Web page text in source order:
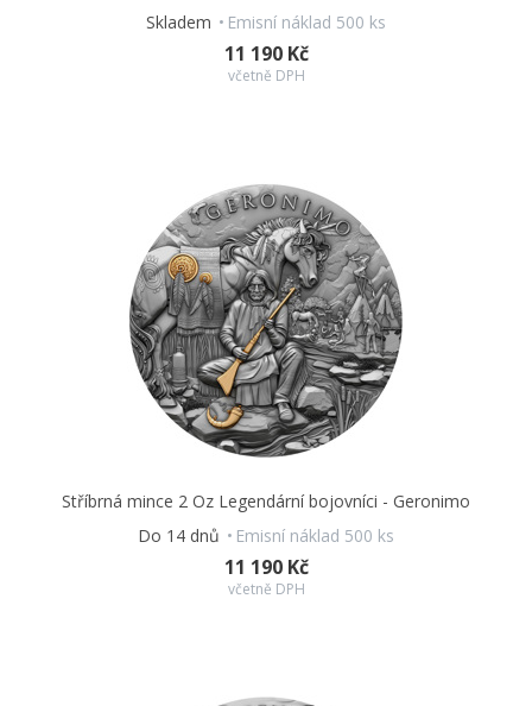
Skladem
Emisní náklad 500 ks
11 190 Kč
včetně DPH
Stříbrná mince 2 Oz Legendární bojovníci - Geronimo
Do 14 dnů
Emisní náklad 500 ks
11 190 Kč
včetně DPH